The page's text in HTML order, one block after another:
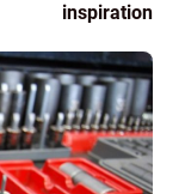
inspiration